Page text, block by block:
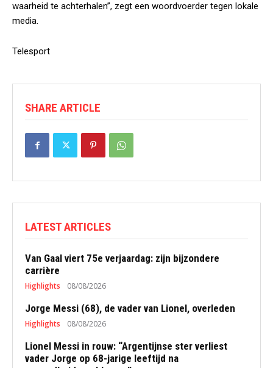
waarheid te achterhalen”, zegt een woordvoerder tegen lokale
media.
Telesport
SHARE ARTICLE
LATEST ARTICLES
Van Gaal viert 75e verjaardag: zijn bijzondere
carrière
Highlights 08/08/2026
Jorge Messi (68), de vader van Lionel, overleden
Highlights 08/08/2026
Lionel Messi in rouw: “Argentijnse ster verliest
vader Jorge op 68-jarige leeftijd na